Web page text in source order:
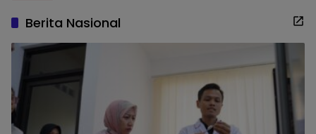
Berita Nasional